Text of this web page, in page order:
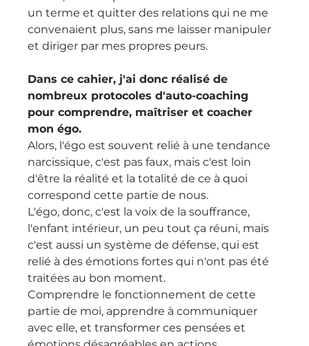
un terme et quitter des relations qui ne me
convenaient plus, sans me laisser manipuler
et diriger par mes propres peurs.
Dans ce cahier, j'ai donc réalisé de
nombreux protocoles d'auto-coaching
pour comprendre, maîtriser et coacher
mon égo.
Alors, l'égo est souvent relié à une tendance
narcissique, c'est pas faux, mais c'est loin
d'être la réalité et la totalité de ce à quoi
correspond cette partie de nous.
L'égo, donc, c'est la voix de la souffrance,
l'enfant intérieur, un peu tout ça réuni, mais
c'est aussi un système de défense, qui est
relié à des émotions fortes qui n'ont pas été
traitées au bon moment.
Comprendre le fonctionnement de cette
partie de moi, apprendre à communiquer
avec elle, et transformer ces pensées et